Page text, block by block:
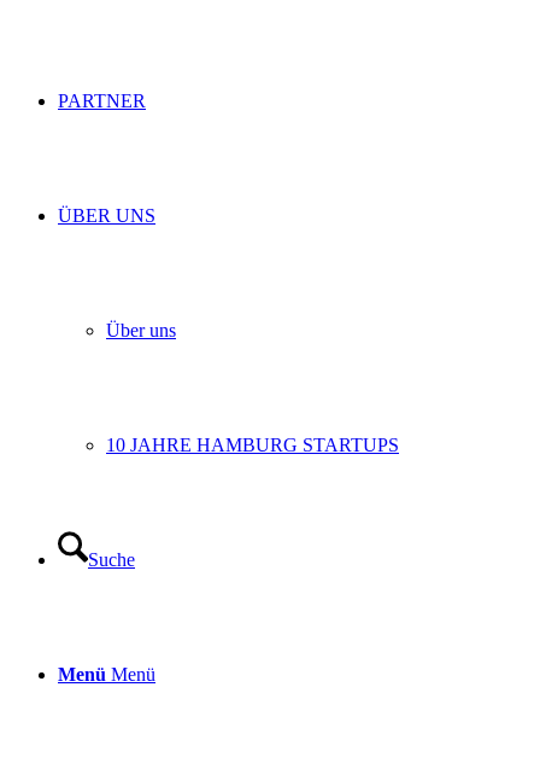
PARTNER
ÜBER UNS
Über uns
10 JAHRE HAMBURG STARTUPS
Suche
Menü Menü